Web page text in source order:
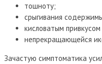
тошноту;
срыгивания
кисловатым
непрекращающейся
Зачастую симптоматика